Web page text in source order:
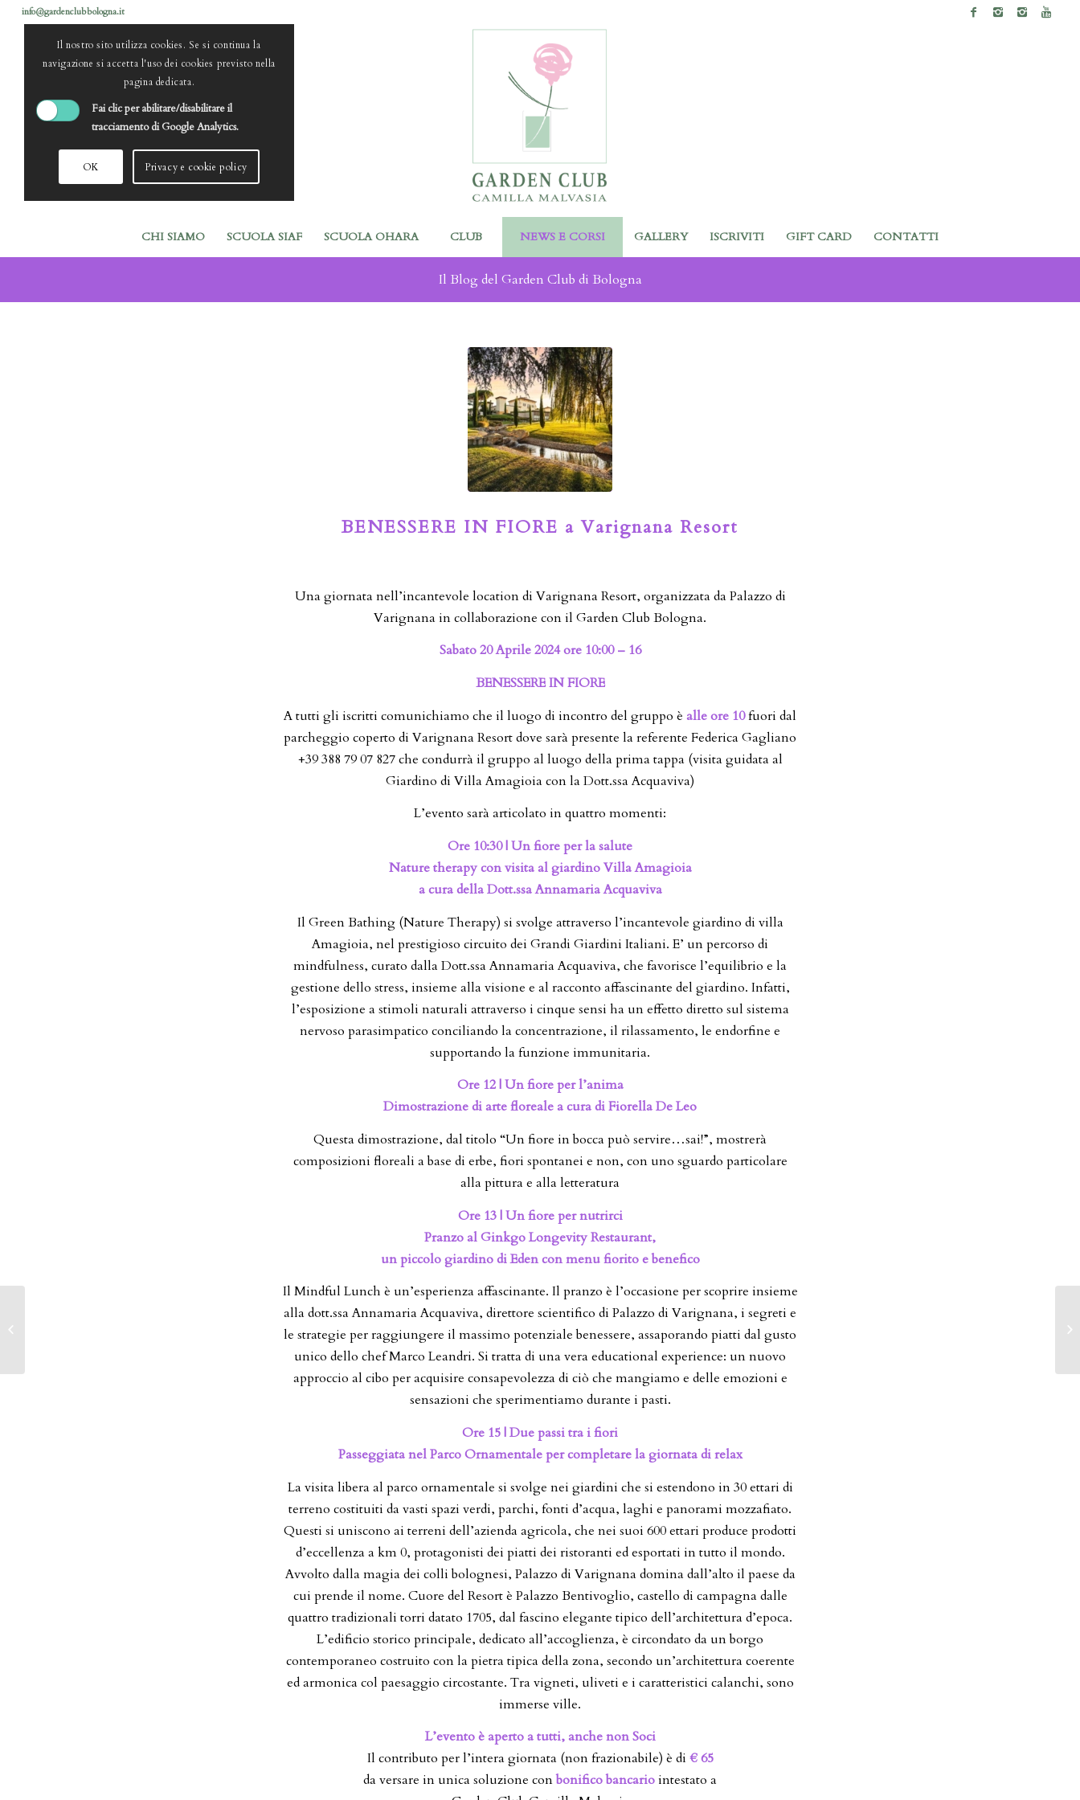
info@gardenclubbologna.it
CHI SIAMO SCUOLA SIAF SCUOLA OHARA CLUB NEWS E CORSI GALLERY ISCRIVITI GIFT CARD CONTATTI
Il Blog del Garden Club di Bologna
BENESSERE IN FIORE a Varignana Resort
Una giornata nell’incantevole location di Varignana Resort, organizzata da Palazzo di
Varignana in collaborazione con il Garden Club Bologna.
Sabato 20 Aprile 2024 ore 10:00 – 16
BENESSERE IN FIORE
A tutti gli iscritti comunichiamo che il luogo di incontro del gruppo è alle ore 10fuori dal
parcheggio coperto di Varignana Resort dove sarà presente la referente Federica Gagliano
+39 388 79 07 827 che condurrà il gruppo al luogo della prima tappa (visita guidata al
Giardino di Villa Amagioia con la Dott.ssa Acquaviva)
L’evento sarà articolato in quattro momenti:
Ore 10:30 | Un fiore per la salute
Nature therapy con visita al giardino Villa Amagioia
a cura della Dott.ssa Annamaria Acquaviva
Il Green Bathing (Nature Therapy) si svolge attraverso l’incantevole giardino di villa
Amagioia, nel prestigioso circuito dei Grandi Giardini Italiani. E’ un percorso di
mindfulness, curato dalla Dott.ssa Annamaria Acquaviva, che favorisce l’equilibrio e la
gestione dello stress, insieme alla visione e al racconto affascinante del giardino. Infatti,
l’esposizione a stimoli naturali attraverso i cinque sensi ha un effetto diretto sul sistema
nervoso parasimpatico conciliando la concentrazione, il rilassamento, le endorfine e
supportando la funzione immunitaria.
Ore 12 | Un fiore per l’anima
Dimostrazione di arte floreale a cura di Fiorella De Leo
Questa dimostrazione, dal titolo “Un fiore in bocca può servire…sai!”, mostrerà
composizioni floreali a base di erbe, fiori spontanei e non, con uno sguardo particolare
alla pittura e alla letteratura
Ore 13 | Un fiore per nutrirci
Pranzo al Ginkgo Longevity Restaurant,
un piccolo giardino di Eden con menu fiorito e benefico
Il Mindful Lunch è un’esperienza affascinante. Il pranzo è l’occasione per scoprire insieme
alla dott.ssa Annamaria Acquaviva, direttore scientifico di Palazzo di Varignana, i segreti e
le strategie per raggiungere il massimo potenziale benessere, assaporando piatti dal gusto
unico dello chef Marco Leandri. Si tratta di una vera educational experience: un nuovo
approccio al cibo per acquisire consapevolezza di ciò che mangiamo e delle emozioni e
sensazioni che sperimentiamo durante i pasti.
Ore 15 | Due passi tra i fiori
Passeggiata nel Parco Ornamentale per completare la giornata di relax
La visita libera al parco ornamentale si svolge nei giardini che si estendono in 30 ettari di
terreno costituiti da vasti spazi verdi, parchi, fonti d’acqua, laghi e panorami mozzafiato.
Questi si uniscono ai terreni dell’azienda agricola, che nei suoi 600 ettari produce prodotti
d’eccellenza a km 0, protagonisti dei piatti dei ristoranti ed esportati in tutto il mondo.
Avvolto dalla magia dei colli bolognesi, Palazzo di Varignana domina dall’alto il paese da
cui prende il nome. Cuore del Resort è Palazzo Bentivoglio, castello di campagna dalle
quattro tradizionali torri datato 1705, dal fascino elegante tipico dell’architettura d’epoca.
L’edificio storico principale, dedicato all’accoglienza, è circondato da un borgo
contemporaneo costruito con la pietra tipica della zona, secondo un’architettura coerente
ed armonica col paesaggio circostante. Tra vigneti, uliveti e i caratteristici calanchi, sono
immerse ville.
L’evento è aperto a tutti, anche non Soci
Il contributo per l’intera giornata (non frazionabile) è di € 65
da versare in unica soluzione conbonifico bancariointestato a
Il nostro sito utilizza cookies. Se si continua la
navigazione si accetta l'uso dei cookies previsto nella
pagina dedicata.
Fai clic per abilitare/disabilitare il
tracciamento di Google Analytics.
OK Privacy e cookie policy